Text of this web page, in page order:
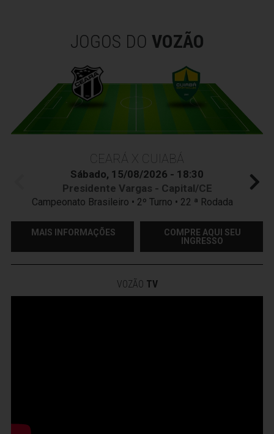
JOGOS DO VOZÃO
CEARÁ X CUIABÁ
Sábado, 15/08/2026 - 18:30
Presidente Vargas - Capital/CE
Campeonato Brasileiro • 2º Turno • 22 ª Rodada
MAIS INFORMAÇÕES
COMPRE AQUI SEU
INGRESSO
VOZÃO TV